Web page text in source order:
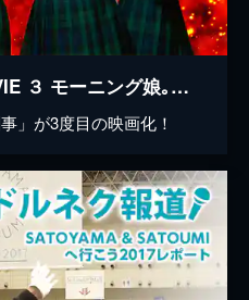
ケータイ刑事 THE MOVIE ３ モーニング娘｡救出大作戦!～パンドラの箱の秘密
」が3度目の映画化！